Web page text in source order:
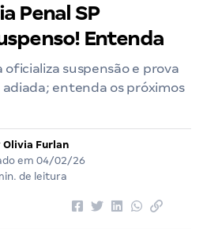
Penal SP
Entenda
oficializa suspensão e prova
entenda os próximos
Olivia Furlan
em 04/02/26
de leitura